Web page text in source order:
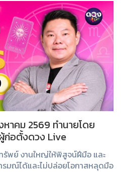
าคม 2569 ทำนายโดย
ก่อตั้งดวง Live
รัพย์ งานใหญ่ให้พิสูจน์ฝีมือ และ
รมณ์ได้และไม่ปล่อยโอกาสหลุดมือ